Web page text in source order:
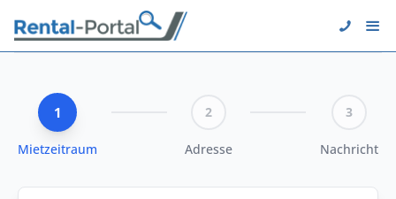
1
Mietzeitraum
2
Adresse
3
Nachricht